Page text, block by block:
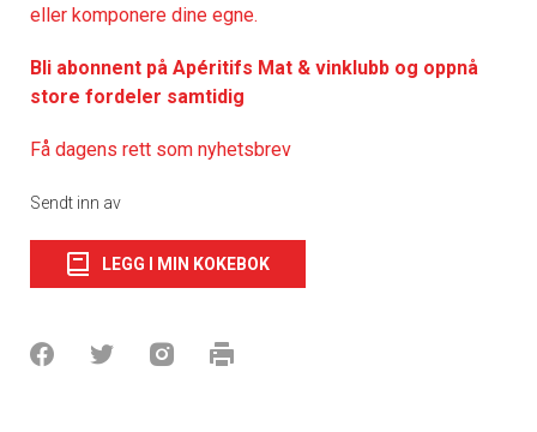
eller komponere dine egne.
Bli abonnent på Apéritifs Mat & vinklubb og oppnå
store fordeler samtidig
Få dagens rett som nyhetsbrev
Sendt inn av
LEGG I MIN KOKEBOK